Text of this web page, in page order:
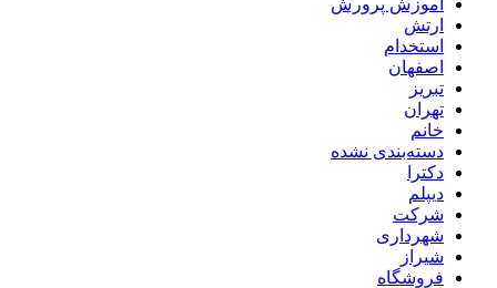
آموزش پرورش
ارتش
استخدام
اصفهان
تبریز
تهران
خانم
دسته‌بندی نشده
دکترا
دیپلم
شرکت
شهرداری
شیراز
فروشگاه